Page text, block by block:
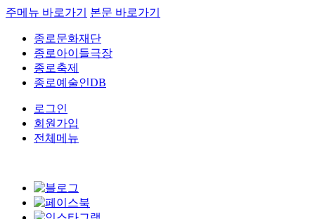
주메뉴 바로가기 본문 바로가기
종로문화재단
종로아이들극장
종로축제
종로예술인DB
로그인
회원가입
전체메뉴